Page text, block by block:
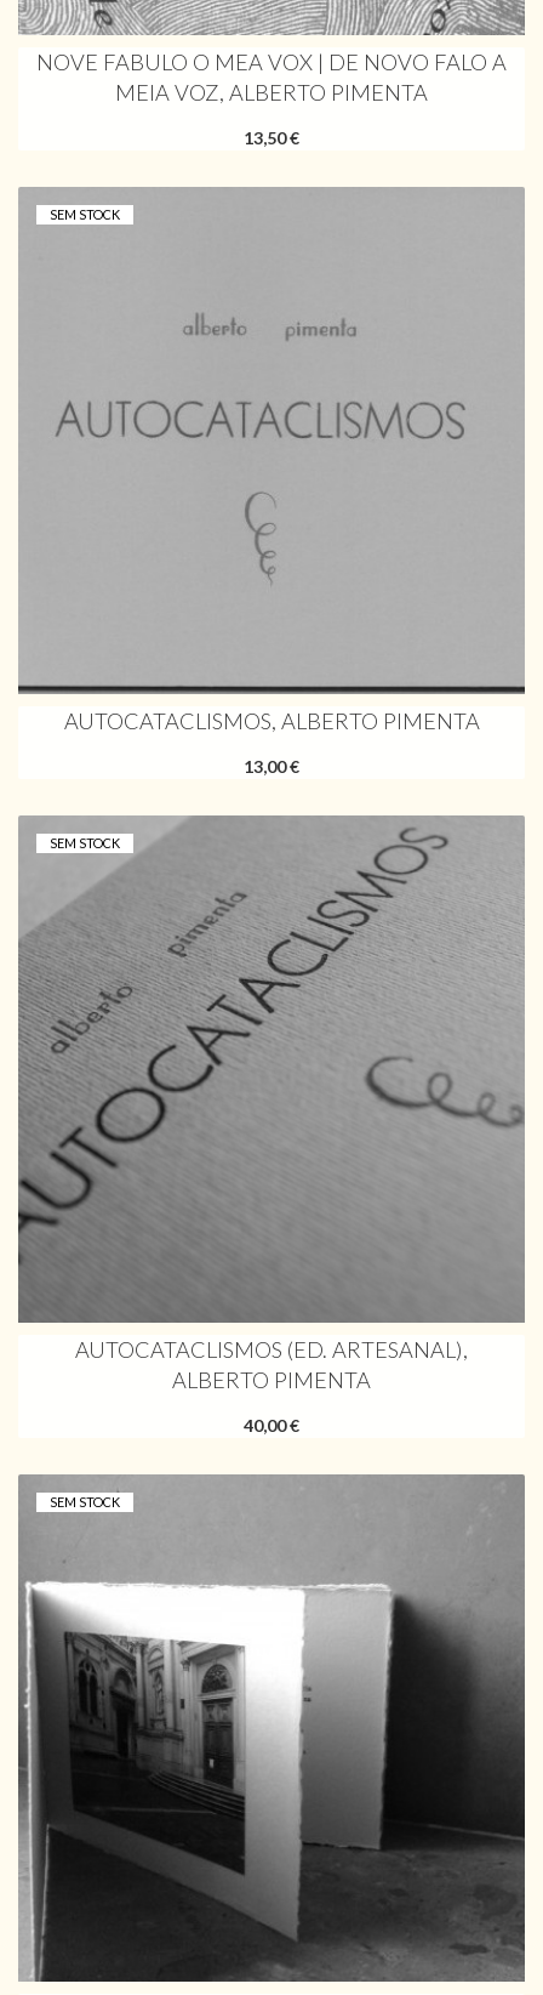
NOVE FABULO O MEA VOX | DE NOVO FALO A
MEIA VOZ, ALBERTO PIMENTA
13,50 €
SEM STOCK
AUTOCATACLISMOS, ALBERTO PIMENTA
13,00 €
SEM STOCK
AUTOCATACLISMOS (ED. ARTESANAL),
ALBERTO PIMENTA
40,00 €
SEM STOCK